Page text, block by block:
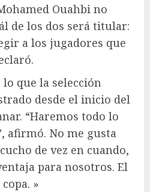
Ouahbi no
de los dos será titular:
a los jugadores que
que la selección
desde el inicio del
“Haremos todo lo
afirmó. No me gusta
de vez en cuando,
para nosotros. El
»